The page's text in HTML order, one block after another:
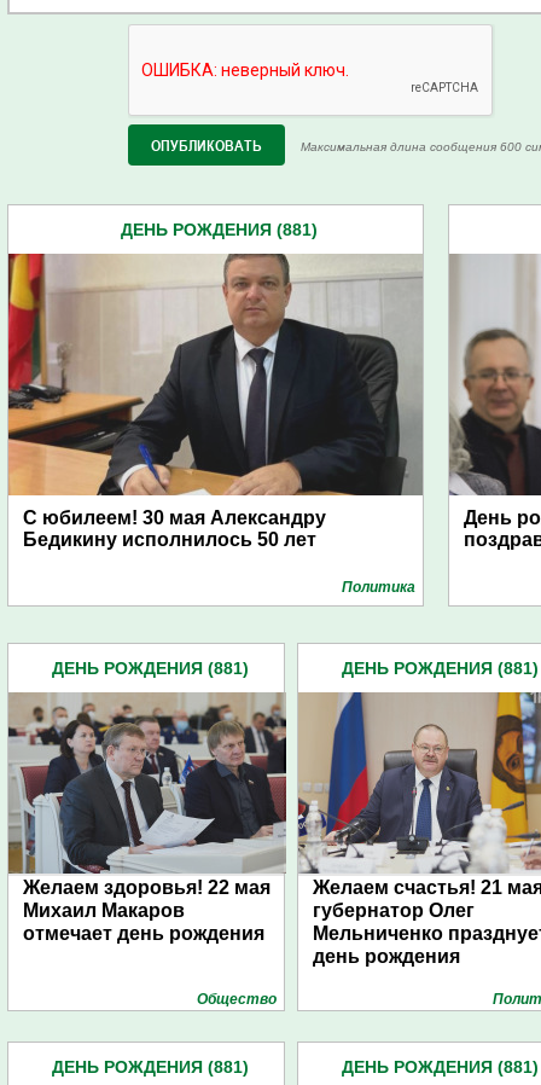
Максимальная длина сообщения 600
ДЕНЬ РОЖДЕНИЯ (881)
С юбилеем! 30 мая Александру
Бедикину исполнилось 50 лет
Политика
День
ДЕНЬ РОЖДЕНИЯ (881)
Желаем здоровья! 22 мая
Михаил Макаров
отмечает день рождения
Общество
ДЕНЬ РОЖДЕНИЯ (881)
Желаем счастья! 21
губернатор Олег
Мельниченко
день рождения
ДЕНЬ РОЖДЕНИЯ (881) ДЕНЬ РОЖДЕНИЯ (881)